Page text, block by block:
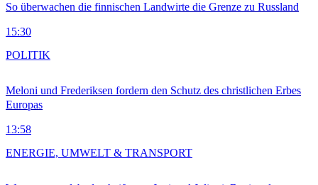
So überwachen die finnischen Landwirte die Grenze zu Russland
15:30
Meloni und Frederiksen fordern den Schutz des christlichen Erbes
Europas
13:58
POLITIK
ENERGIE, UMWELT & TRANSPORT